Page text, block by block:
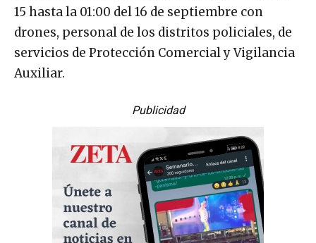
15 hasta la 01:00 del 16 de septiembre con
drones, personal de los distritos policiales, de
servicios de Protección Comercial y Vigilancia
Auxiliar.
Publicidad